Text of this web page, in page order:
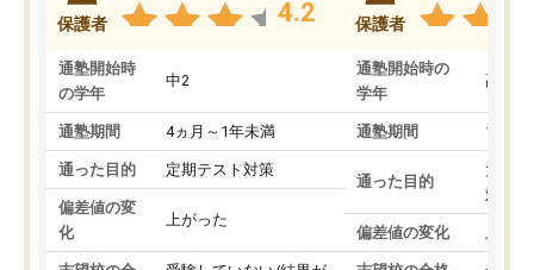
保護者 4.2
通塾開始時
の学年
中2
通塾期間 4ヵ月～1年未満
通った目的 定期テスト対策
偏差値の変
化
上がった
保護者
通塾開始時の
学年
高3
通塾期間 1～3
通った目的
大学
対策
偏差値の変化